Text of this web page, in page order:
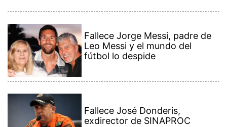
Fallece Jorge Messi, padre de
Leo Messi y el mundo del
fútbol lo despide
Fallece José Donderis,
exdirector de SINAPROC